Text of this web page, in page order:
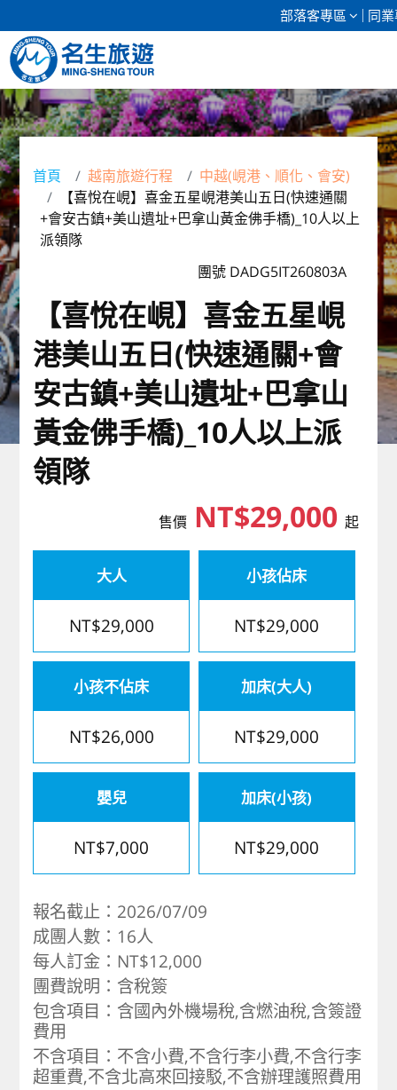
部落客專區 同
清倉促銷
日本專館
郵輪假期
海島假期
韓國
東南亞
美加紐澳
歐洲
首頁 越南旅遊行程
中越(峴港、順化、會安)
【喜悅在峴】喜金五星峴港美山五日(快速通關
+會安古鎮+美山遺址+巴拿山黃金佛手橋)_10人以上
派領隊
團號 DADG5IT260803A
【喜悅在峴】喜金五星峴
港美山五日(快速通關+會
安古鎮+美山遺址+巴拿山
黃金佛手橋)_10人以上派
領隊
售價NT$29,000 起
大人
NT$29,000
小孩佔床
NT$29,000
小孩不佔床
NT$26,000
加床(大人)
NT$29,000
嬰兒
NT$7,000
加床(小孩)
NT$29,000
報名截止：2026/07/09
成團人數：16人
每人訂金：NT$12,000
團費說明：含稅簽
包含項目：含國內外機場稅,含燃油稅,含簽證
費用
不含項目：不含小費,不含行李小費,不含行李
超重費,不含北高來回接駁,不含辦理護照費用